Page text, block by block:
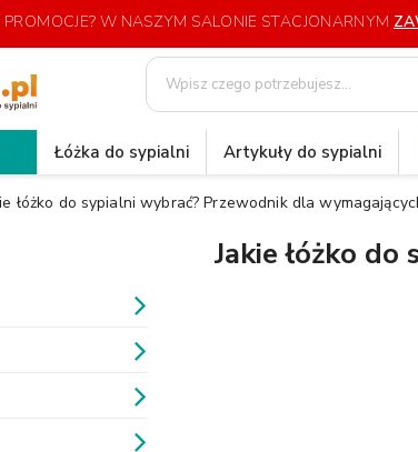
PROMOCJE? W NASZYM SALONIE STACJONARNYM
Łóżka do sypialni Artykuły do sypialni
łóżko do sypialni wybrać? Przewodnik dla
Jakie łóżko